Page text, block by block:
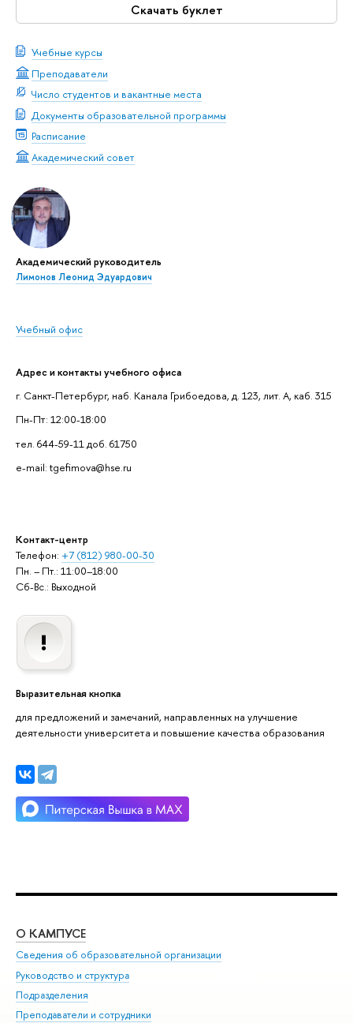
Скачать буклет
Учебные курсы
Преподаватели
Число студентов и вакантные места
Документы образовательной программы
Расписание
Академический совет
Академический руководитель
Лимонов Леонид Эдуардович
Учебный офис
Адрес и контакты учебного офиса
г. Санкт-Петербург, наб. Канала Грибоедова, д. 123, лит. А, каб. 315
Пн-Пт: 12:00-18:00
тел. 644-59-11 доб. 61750
e-mail: tgefimova@hse.ru
Контакт-центр
Телефон: +7 (812) 980-00-30
Пн. – Пт.: 11:00–18:00
Сб-Вс.: Выходной
Выразительная кнопка
для предложений и замечаний, направленных на улучшение
деятельности университета и повышение качества образования
О КАМПУСЕ
Сведения об образовательной организации
Руководство и структура
Подразделения
Преподаватели и сотрудники